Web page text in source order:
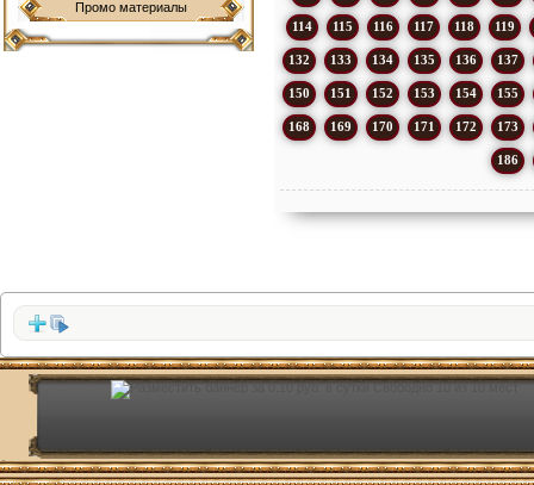
Промо материалы
114 115 116 117 118 119
132 133 134 135 136 137
150 151 152 153 154 155
168 169 170 171 172 173
186